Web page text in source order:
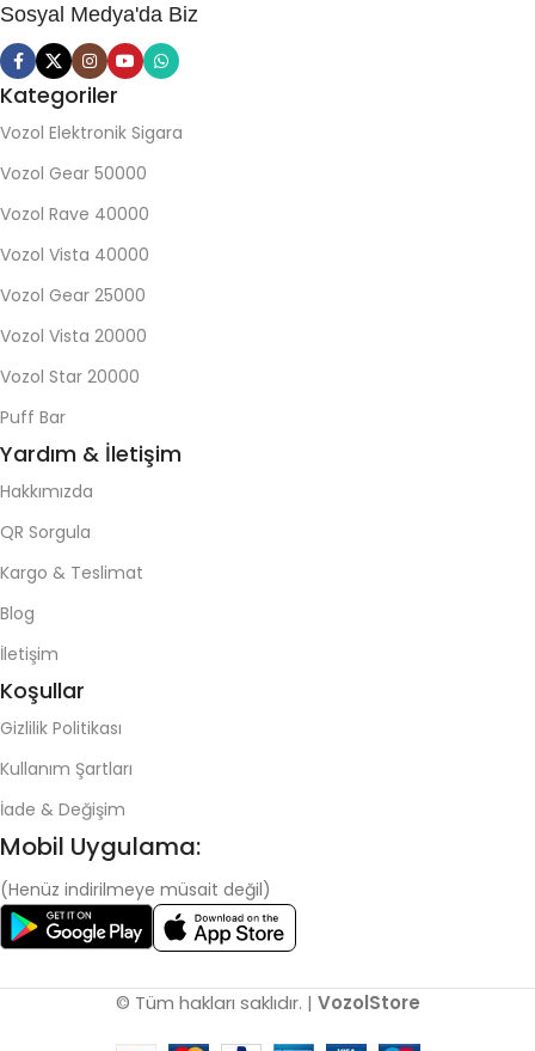
Sosyal Medya'da Biz
Kategoriler
Vozol Elektronik Sigara
Vozol Gear 50000
Vozol Rave 40000
Vozol Vista 40000
Vozol Gear 25000
Vozol Vista 20000
Vozol Star 20000
Puff Bar
Yardım & İletişim
Hakkımızda
QR Sorgula
Kargo & Teslimat
Blog
İletişim
Koşullar
Gizlilik Politikası
Kullanım Şartları
İade & Değişim
Mobil Uygulama:
(Henüz indirilmeye müsait değil)
© Tüm hakları saklıdır. | VozolStore